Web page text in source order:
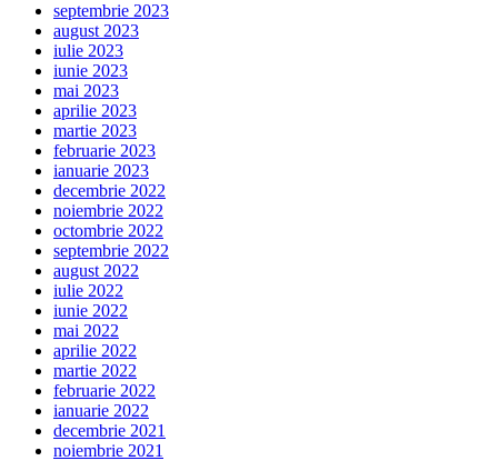
septembrie 2023
august 2023
iulie 2023
iunie 2023
mai 2023
aprilie 2023
martie 2023
februarie 2023
ianuarie 2023
decembrie 2022
noiembrie 2022
octombrie 2022
septembrie 2022
august 2022
iulie 2022
iunie 2022
mai 2022
aprilie 2022
martie 2022
februarie 2022
ianuarie 2022
decembrie 2021
noiembrie 2021